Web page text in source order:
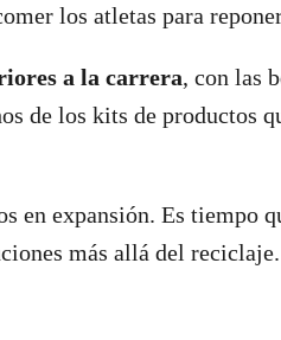
los atletas para
a la carrera, con las
de los kits de productos
en expansión. Es tiempo
más allá del